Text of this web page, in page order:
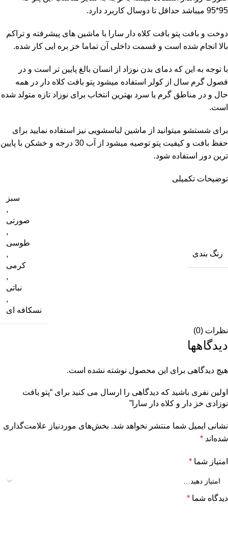
95*95 میباشد حداقل تا دوسال کاربرد دارد.
دوخت و بافت پتو بافت کلاه دار سارا با ماشین های پیشرفته و تراکم
بالا انجام شده است و قسمت داخلی آن تماما خز بره ایی کار شده.
با توجه به این که دمای بدن نوزاد از انسان بالغ پایین تر است و در
فصول گرم سال از کولر استفاده میشود پتو بافت کلاه دار در همه
حال و در مناطق گرم یا سرد بهترین انتخاب برای نوزاد تازه متولد شده
است.
برای شستشو میتوانید از ماشین لباسشویی نیز استفاده نمایید برای
حفظ بافت و کیفیت پتو توصیه میشود از آب 30 درجه و خشکن با پایین
ترین دور استفاده شود.
توضیحات تکمیلی
رنگ بندی
سبز
,
صورتی
,
طوسی
,
کرمی
,
نباتی
,
نسکافه ای
نظرات (0)
دیدگاهها
هیچ دیدگاهی برای این محصول نوشته نشده است.
اولین نفری باشید که دیدگاهی را ارسال می کنید برای “پتو بافت
نوزادی خز دار و کلاه دار سارا”
نشانی ایمیل شما منتشر نخواهد شد. بخش‌های موردنیاز علامت‌گذاری
شده‌اند *
امتیاز شما *
دیدگاه شما *